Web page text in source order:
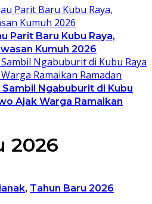
Parit Baru Kubu Raya,
Kumuh 2026
Ngabuburit di Kubu
Ajak Warga Ramaikan
2026
, Tahun Baru 2026